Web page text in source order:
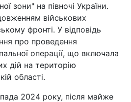
зони" на півночі України.
військових
фронті. У відповідь
про проведення
операції, що включала
дій на територію
області.
2024 року, після майже